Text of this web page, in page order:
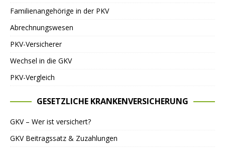
Familienangehörige in der PKV
Abrechnungswesen
PKV-Versicherer
Wechsel in die GKV
PKV-Vergleich
GESETZLICHE KRANKENVERSICHERUNG
GKV – Wer ist versichert?
GKV Beitragssatz & Zuzahlungen